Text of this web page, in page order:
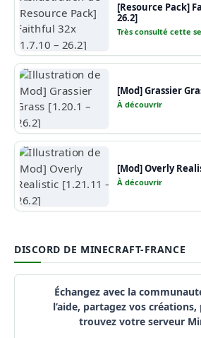
[Resource Pack]
26.2]
Très consulté cette
[Mod] Grassier
À découvrir
[Mod] Overly
À découvrir
DISCORD DE MINECRAFT-FRANCE
Échangez avec la
l’aide, partagez vos
trouvez votre serveur